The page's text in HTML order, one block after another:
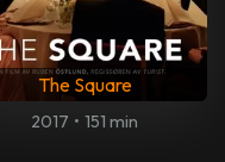
The Square
2017 • 151 min